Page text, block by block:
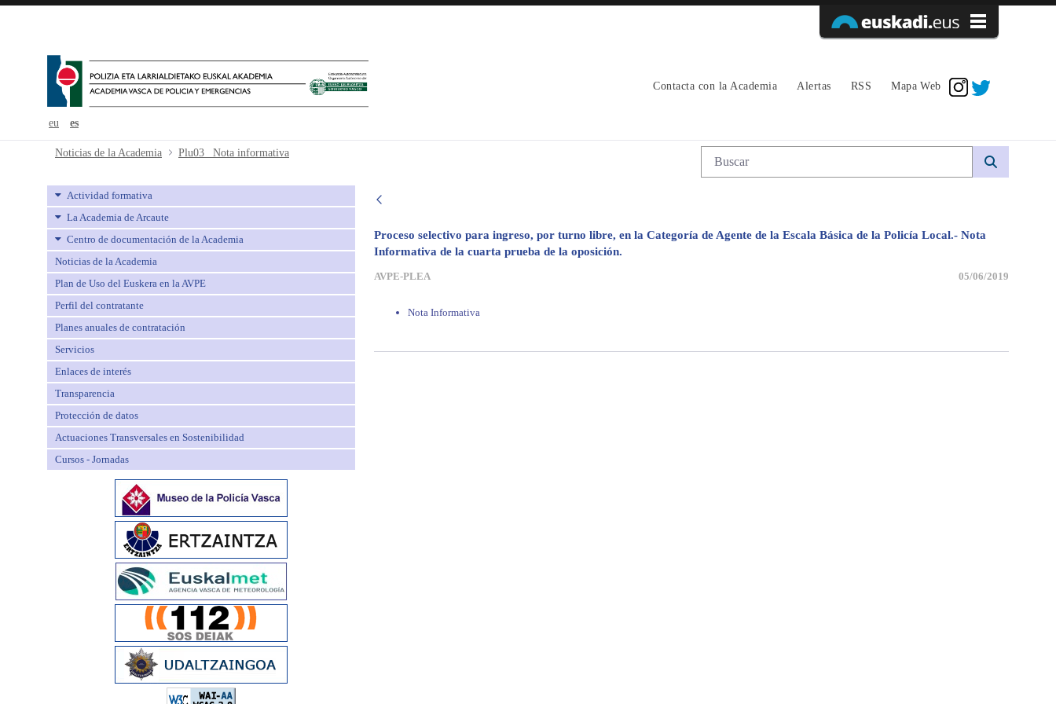
eu es
Contacta con la Academia Alertas RSS Mapa Web
Plu03_ Nota informativa - avpe
Noticias de la Academia Plu03_ Nota informativa Búsqueda web
Actividad formativa
La Academia de Arcaute
Centro de documentación de la Academia
Noticias de la Academia
Plan de Uso del Euskera en la AVPE
Perfil del contratante
Planes anuales de contratación
Servicios
Enlaces de interés
Transparencia
Protección de datos
Actuaciones Transversales en Sostenibilidad
Cursos - Jornadas
Proceso selectivo para ingreso, por turno libre, en la Categoría de Agente de la Escala Básica de la Policía Local.- Nota
Informativa de la cuarta prueba de la oposición.
AVPE-PLEA 05/06/2019
Nota Informativa